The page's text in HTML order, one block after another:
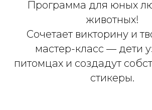
Программа для юных
животных!
Сочетает викторину и
мастер-класс — дети
питомцах и создадут
стикеры.